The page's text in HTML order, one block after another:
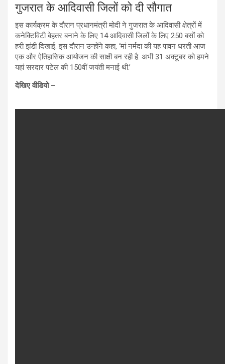
गुजरात के आदिवासी जिलों को दी सौगात
इस कार्यक्रम के दौरान प्रधानमंत्री मोदी ने गुजरात के आदिवासी क्षेत्रों में
कनेक्टिविटी बेहतर बनाने के लिए 14 आदिवासी जिलों के लिए 250 बसों को
हरी झंडी दिखाई. इस दौरान उन्होंने कहा, ‘मां नर्मदा की यह पावन धरती आज
एक और ऐतिहासिक आयोजन की साक्षी बन रही है. अभी 31 अक्टूबर को हमने
यहां सरदार पटेल की 150वीं जयंती मनाई थी.’
देखिए वीडियो –